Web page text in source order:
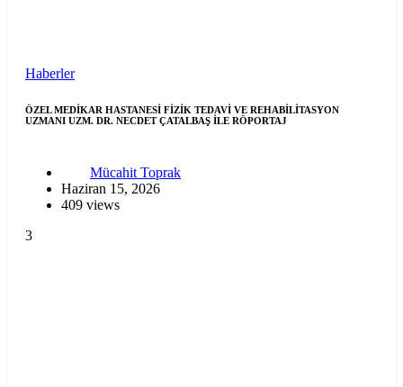
Haberler
ÖZEL MEDİKAR HASTANESİ FİZİK TEDAVİ VE REHABİLİTASYON
UZMANI UZM. DR. NECDET ÇATALBAŞ İLE RÖPORTAJ
Mücahit Toprak
Haziran 15, 2026
409 views
3